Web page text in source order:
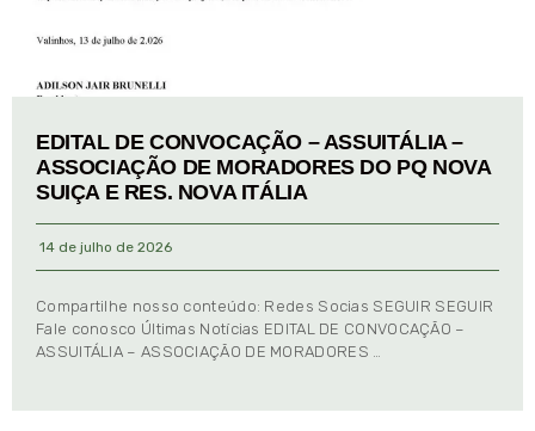
EDITAL DE CONVOCAÇÃO – ASSUITÁLIA –
ASSOCIAÇÃO DE MORADORES DO PQ NOVA
SUIÇA E RES. NOVA ITÁLIA
14 de julho de 2026
Compartilhe nosso conteúdo: Redes Socias SEGUIR SEGUIR
Fale conosco Últimas Notícias EDITAL DE CONVOCAÇÃO –
ASSUITÁLIA – ASSOCIAÇÃO DE MORADORES …